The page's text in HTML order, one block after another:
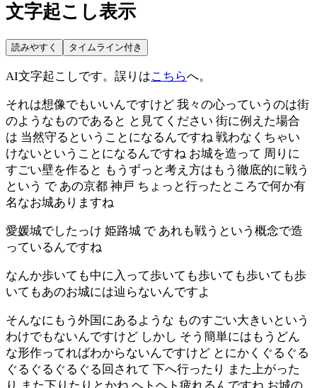
文字起こし表示
読みやすく タイムライン付き
AI文字起こしです。誤りはこちらへ。
それは想像でもいいんですけど 我々の心っていうのは街
のようなものであると と見てください 街に例えた場合
は 当然守るということになるんですね 戦わなくちゃい
けないということになるんですね お城を造って 周りに
すごい壁を作ると もうずっと考え方はもう徹底的に戦う
という で あの京都 神戸 ちょっと行ったところで何か有
名なお城ありますね
愛媛城でしたっけ 姫路城 で あれも戦うという概念で造
っているんですね
なんか歩いても中に入って歩いても歩いても歩いても歩
いてもあのお城には辿らないんですよ
そんなにもう外国にあるような ものすごい大きいという
わけでもないんですけど しかし そう簡単にはもうどん
な形作ってればわからないんですけど とにかくぐるぐる
ぐるぐるぐるぐる回されて 下へ行ったり また上がった